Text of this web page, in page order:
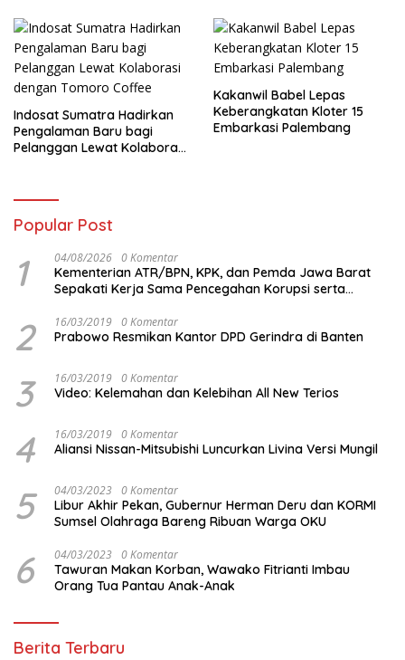
Indosat Sumatra Hadirkan
Pengalaman Baru bagi
Pelanggan Lewat Kolaborasi
Kakanwil Babel Lepas
Keberangkatan Kloter 15
Embarkasi Palembang
Popular Post
1 04/08/2026 0 Komentar
Kementerian ATR/BPN, KPK, dan Pemda Jawa Barat
Sepakati Kerja Sama Pencegahan Korupsi serta
2 16/03/2019 0 Komentar
Prabowo Resmikan Kantor DPD Gerindra di Banten
3 16/03/2019 0 Komentar
Video: Kelemahan dan Kelebihan All New Terios
4 16/03/2019 0 Komentar
Aliansi Nissan-Mitsubishi Luncurkan Livina Versi Mungil
5 04/03/2023 0 Komentar
Libur Akhir Pekan, Gubernur Herman Deru dan KORMI
Sumsel Olahraga Bareng Ribuan Warga OKU
6 04/03/2023 0 Komentar
Tawuran Makan Korban, Wawako Fitrianti Imbau
Orang Tua Pantau Anak-Anak
Berita Terbaru